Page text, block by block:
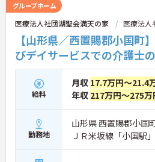
グループホーム
医療法人社団湖聖会満天の家 医療法人
【山形県／西置賜郡小国
びデイサービスでの介護士
給料
月収 17.7万円～21.4
年収 217万円～275万
勤務地
山形県 西置賜郡小国
ＪＲ米坂線「小国駅